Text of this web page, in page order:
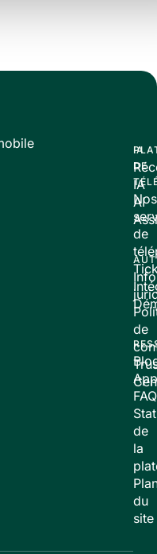
DE
Nos
de
FAQ
de
la
du
site
IA
IA
AI
de